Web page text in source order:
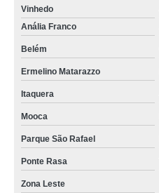
Vinhedo
Anália Franco
Belém
Ermelino Matarazzo
Itaquera
Mooca
Parque São Rafael
Ponte Rasa
Zona Leste